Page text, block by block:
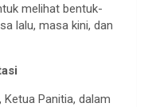
melihat bentuk-
lalu, masa kini, dan
Ketua Panitia, dalam